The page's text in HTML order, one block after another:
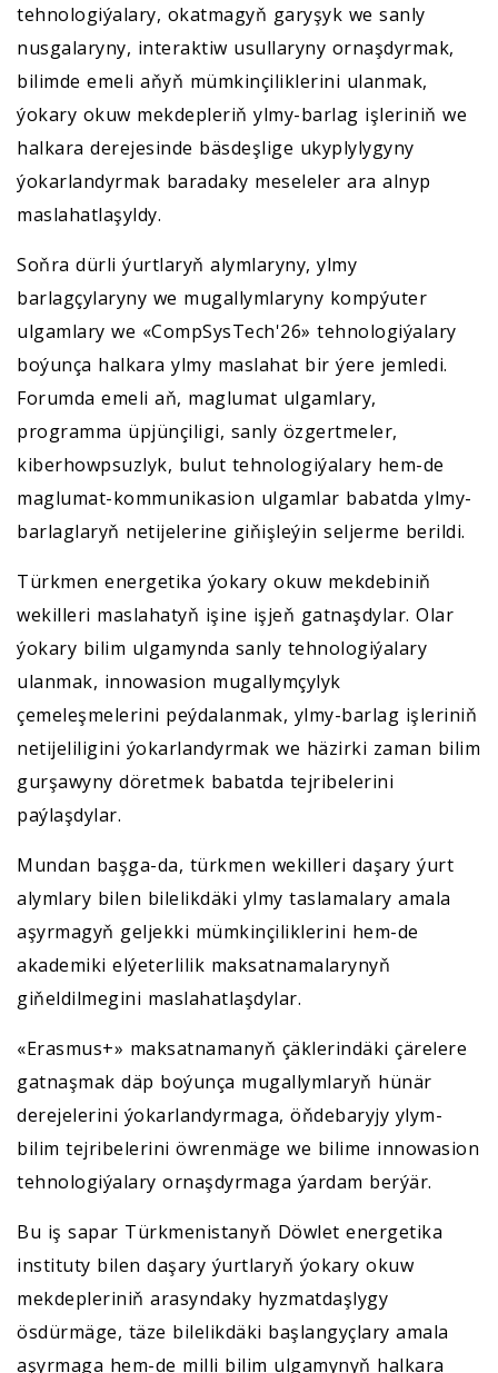
tehnologiýalary, okatmagyň garyşyk we sanly
nusgalaryny, interaktiw usullaryny ornaşdyrmak,
bilimde emeli aňyň mümkinçiliklerini ulanmak,
ýokary okuw mekdepleriň ylmy-barlag işleriniň we
halkara derejesinde bäsdeşlige ukyplylygyny
ýokarlandyrmak baradaky meseleler ara alnyp
maslahatlaşyldy.
Soňra dürli ýurtlaryň alymlaryny, ylmy
barlagçylaryny we mugallymlaryny kompýuter
ulgamlary we «CompSysTech'26» tehnologiýalary
boýunça halkara ylmy maslahat bir ýere jemledi.
Forumda emeli aň, maglumat ulgamlary,
programma üpjünçiligi, sanly özgertmeler,
kiberhowpsuzlyk, bulut tehnologiýalary hem-de
maglumat-kommunikasion ulgamlar babatda ylmy-
barlaglaryň netijelerine giňişleýin seljerme berildi.
Türkmen energetika ýokary okuw mekdebiniň
wekilleri maslahatyň işine işjeň gatnaşdylar. Olar
ýokary bilim ulgamynda sanly tehnologiýalary
ulanmak, innowasion mugallymçylyk
çemeleşmelerini peýdalanmak, ylmy-barlag işleriniň
netijeliligini ýokarlandyrmak we häzirki zaman bilim
gurşawyny döretmek babatda tejribelerini
paýlaşdylar.
Mundan başga-da, türkmen wekilleri daşary ýurt
alymlary bilen bilelikdäki ylmy taslamalary amala
aşyrmagyň geljekki mümkinçiliklerini hem-de
akademiki elýeterlilik maksatnamalarynyň
giňeldilmegini maslahatlaşdylar.
«Erasmus+» maksatnamanyň çäklerindäki çärelere
gatnaşmak däp boýunça mugallymlaryň hünär
derejelerini ýokarlandyrmaga, öňdebaryjy ylym-
bilim tejribelerini öwrenmäge we bilime innowasion
tehnologiýalary ornaşdyrmaga ýardam berýär.
Bu iş sapar Türkmenistanyň Döwlet energetika
instituty bilen daşary ýurtlaryň ýokary okuw
mekdepleriniň arasyndaky hyzmatdaşlygy
ösdürmäge, täze bilelikdäki başlangyçlary amala
aşyrmaga hem-de milli bilim ulgamynyň halkara